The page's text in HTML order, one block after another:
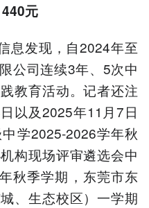
元
息发现，自2024年至
公司连续3年、5次中
教育活动。记者还注
以及2025年11月7日
学2025-2026学年秋
构现场评审遴选会中
秋季学期，东莞市东
、生态校区）一学期